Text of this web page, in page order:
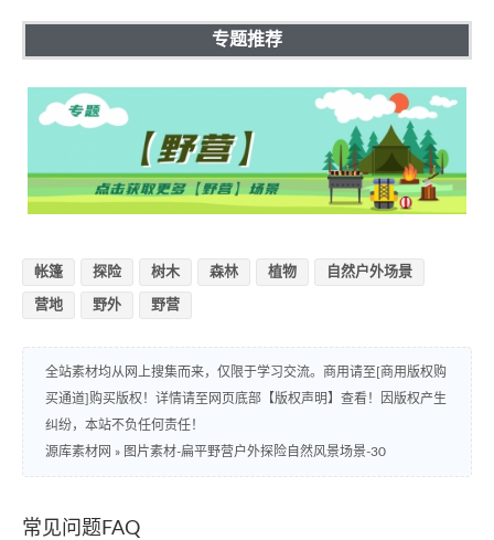
专题推荐
帐篷 探险 树木 森林 植物 自然户外场景
营地 野外 野营
全站素材均从网上搜集而来，仅限于学习交流。商用请至[商用版权购
买通道]购买版权！详情请至网页底部【版权声明】查看！因版权产生
纠纷，本站不负任何责任！
源库素材网 » 图片素材-扁平野营户外探险自然风景场景-30
常见问题FAQ